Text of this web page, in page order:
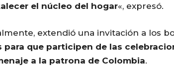
el núcleo del hogar«, expresó.
extendió una invitación a los
para que participen de las
a la patrona de Colombia.